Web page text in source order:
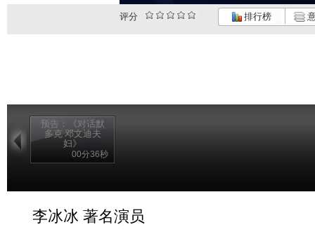
评分 排行榜
预告：《对话默
多克 邓文迪夫
妇》
00分36秒
李冰冰 著名演员